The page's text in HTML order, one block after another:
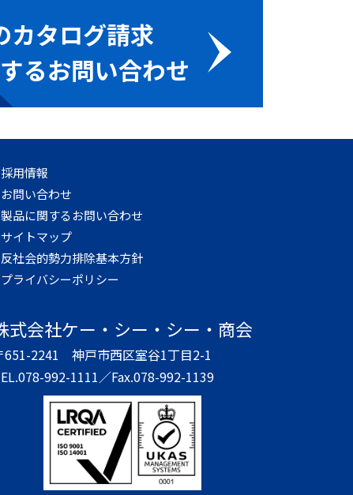
カタログ請求
るお問い合わせ
採用情報
お問い合わせ
製品に関するお問い合わせ
サイトマップ
反社会的勢力排除基本方針
プライバシーポリシー
式会社ケー・シー・シー・商会
651-2241 神戸市西区室谷1丁目2-1
992-1111／Fax.078-992-1139